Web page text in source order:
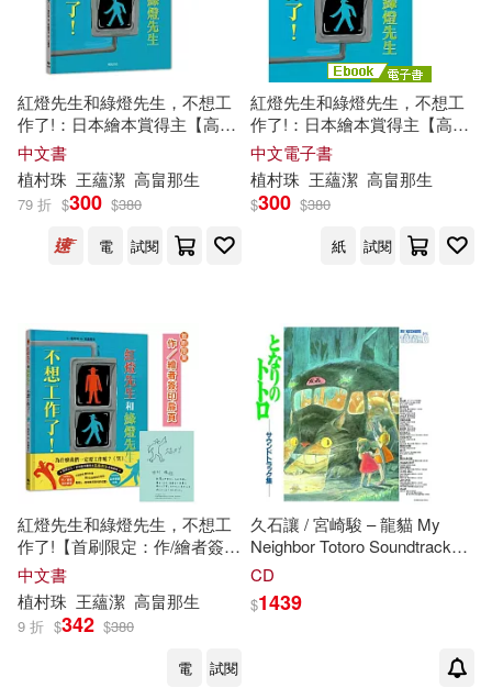
作者 (可複選)
植村珠(3)
出版社 (可複選)
SECRET MUSIC(1)
配送方式 (可複選)
可超商取貨(3) 可海外宅配(2)
可港澳店取(2)
紅燈先生和綠燈先生，不想工
作了!：日本繪本賞得主【高畠
那生】全新創作!
中文書
植村珠 王蘊潔 高畠那生
79 折 $300 $380
電
試閱
紅燈先生和綠燈先生，不想工
作了!：日本繪本賞得主【高畠
那生】全新創作! (電子書)
中文電子書
植村珠 王蘊潔 高畠那生
$300 $380
紙
試閱
紅燈先生和綠燈先生，不想工
作了!【首刷限定：作/繪者簽印
扉頁】：日本繪本賞得主【高
畠那生】全新創作!
中文書
植村珠 王蘊潔 高畠那生
9 折 $342 $380
電
試閱
久石讓 / 宮崎駿 – 龍貓 My
Neighbor Totoro Soundtrack
(LP彩膠唱片日本進口版)
CD
$1439